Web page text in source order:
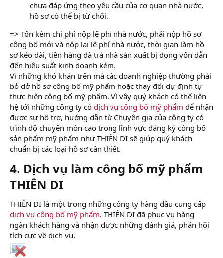
chưa đáp ứng theo yêu cầu của cơ quan nhà nước,
hồ sơ có thể bị từ chối.
=> Tốn kém chi phí nộp lệ phí nhà nước, phải nộp hồ sơ
công bố mới và nộp lại lệ phí nhà nước, thời gian làm hồ
sơ kéo dài, tiền hàng đã trả nhà sản xuất bị đọng vốn dẫn
đến hiệu suất kinh doanh kém.
Vì những khó khăn trên mà các doanh nghiệp thường phải
bỏ dở hồ sơ công bố mỹ phẩm hoặc thay đổi dự định tự
thực hiện công bố mỹ phẩm. Vì vậy quý khách có thể liên
hệ tới những công ty có dịch vụ công bố mỹ phẩm để nhận
được sự hỗ trợ, hướng dẫn từ Chuyên gia của công ty có
trình độ chuyên môn cao trong lĩnh vực đăng ký công bố
sản phẩm mỹ phẩm như THIÊN DI sẽ giúp quý khách
chuẩn bị các loại hồ sơ cần thiết.
4. Dịch vụ làm công bố mỹ phẩm
THIÊN DI​
THIÊN DI là một trong những công ty hàng đầu cung cấp
dịch vụ công bố mỹ phẩm. THIÊN DI đã phục vụ hàng
ngàn khách hàng và nhận được những đánh giá, phản hồi
tích cực về dịch vụ.